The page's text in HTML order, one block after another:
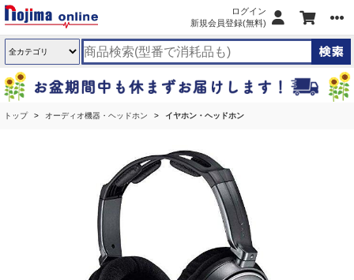
ログイン
新規会員登録(無料)
トップ オーディオ機器・ヘッドホン イヤホン・ヘッドホン